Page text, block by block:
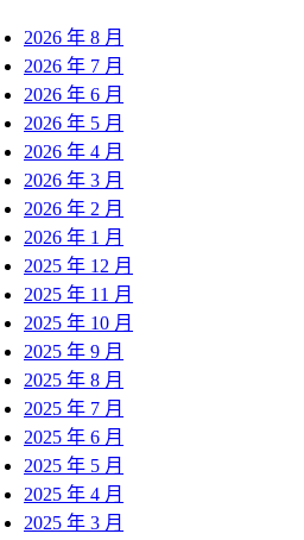
2026 年 8 月
2026 年 7 月
2026 年 6 月
2026 年 5 月
2026 年 4 月
2026 年 3 月
2026 年 2 月
2026 年 1 月
2025 年 12 月
2025 年 11 月
2025 年 10 月
2025 年 9 月
2025 年 8 月
2025 年 7 月
2025 年 6 月
2025 年 5 月
2025 年 4 月
2025 年 3 月